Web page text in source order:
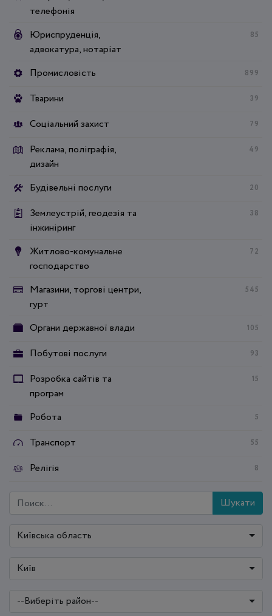
телефонія
Юриспруденція,
адвокатура, нотаріат
85
Промисловість 899
Тварини 39
Соціальний захист 79
Реклама, поліграфія,
дизайн
49
Будівельні послуги 20
Землеустрій, геодезія та
інжиніринг
38
Житлово-комунальне
господарство
72
Магазини, торгові центри,
гурт
545
Органи державної влади 105
Побутові послуги 93
Розробка сайтів та
програм
15
Робота 5
Транспорт 55
Релігія 8
Шукати
Київська область
Київ
--Виберіть район--